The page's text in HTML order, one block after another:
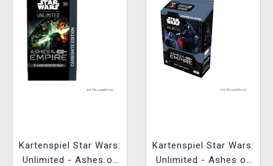
Kartenspiel Star Wars:
Unlimited - Ashes of
Kartenspiel Star Wars:
Unlimited - Ashes of